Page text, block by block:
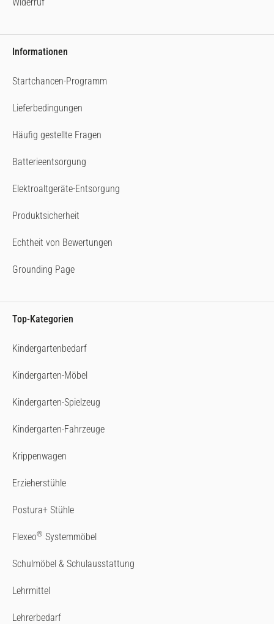
Informationen
Startchancen-Programm
Lieferbedingungen
Häufig gestellte Fragen
Batterieentsorgung
Elektroaltgeräte-Entsorgung
Produktsicherheit
Echtheit von Bewertungen
Grounding Page
Top-Kategorien
Kindergartenbedarf
Kindergarten-Möbel
Kindergarten-Spielzeug
Kindergarten-Fahrzeuge
Krippenwagen
Erzieherstühle
Postura+ Stühle
Flexeo® Systemmöbel
Schulmöbel & Schulausstattung
Lehrmittel
Lehrerbedarf